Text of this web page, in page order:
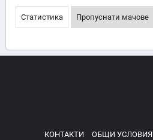
Статистика Пропуснати мачове
КОНТАКТИ ОБЩИ УСЛОВИЯ